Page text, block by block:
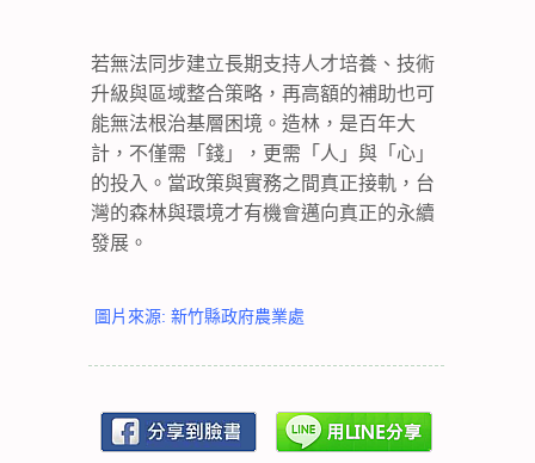
若無法同步建立長期支持人才培養、技術
升級與區域整合策略，再高額的補助也可
能無法根治基層困境。造林，是百年大
計，不僅需「錢」，更需「人」與「心」
的投入。當政策與實務之間真正接軌，台
灣的森林與環境才有機會邁向真正的永續
發展。
圖片來源: 新竹縣政府農業處